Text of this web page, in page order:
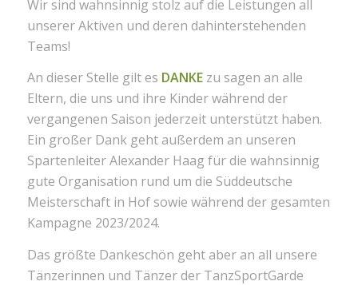
Wir sind wahnsinnig stolz auf die Leistungen all
unserer Aktiven und deren dahinterstehenden
Teams!
An dieser Stelle gilt es DANKE zu sagen an alle
Eltern, die uns und ihre Kinder während der
vergangenen Saison jederzeit unterstützt haben.
Ein großer Dank geht außerdem an unseren
Spartenleiter Alexander Haag für die wahnsinnig
gute Organisation rund um die Süddeutsche
Meisterschaft in Hof sowie während der gesamten
Kampagne 2023/2024.
Das größte Dankeschön geht aber an all unsere
Tänzerinnen und Tänzer der TanzSportGarde